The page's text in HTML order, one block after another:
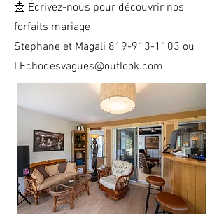
📩 Écrivez-nous pour découvrir nos
forfaits mariage
Stephane et Magali 819-913-1103 ou
LEchodesvagues@outlook.com